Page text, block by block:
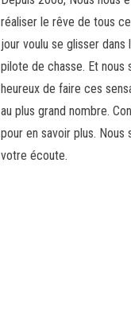
réaliser le rêve de tous
jour voulu se glisser dans
pilote de chasse. Et nous
heureux de faire ces
au plus grand nombre.
pour en savoir plus. Nous
votre écoute.